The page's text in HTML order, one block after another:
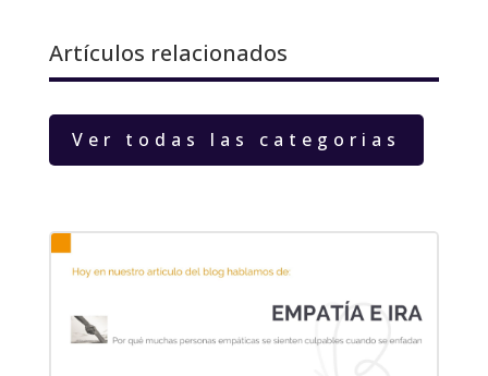
Artículos relacionados
Ver todas las categorias